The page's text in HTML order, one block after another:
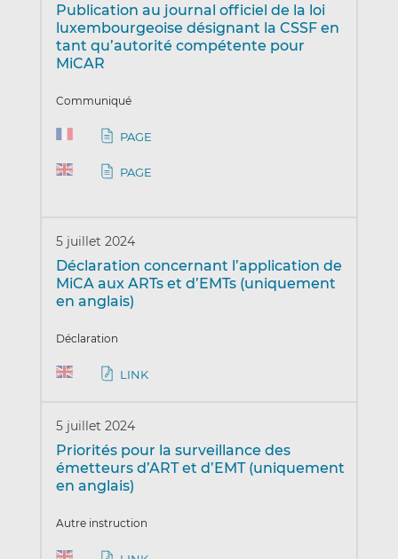
Publication au journal officiel de la loi
luxembourgeoise désignant la CSSF en
tant qu’autorité compétente pour
MiCAR
Communiqué
PAGE
PAGE
5 juillet 2024
Déclaration concernant l’application de
MiCA aux ARTs et d’EMTs (uniquement
en anglais)
Déclaration
LINK
5 juillet 2024
Priorités pour la surveillance des
émetteurs d’ART et d’EMT (uniquement
en anglais)
Autre instruction